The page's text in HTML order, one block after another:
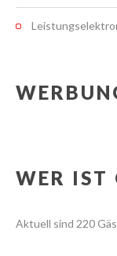
WER IST
Aktuell sind 220